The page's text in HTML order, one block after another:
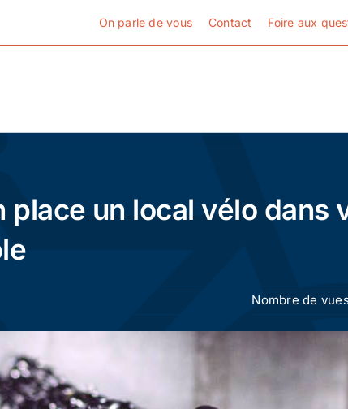
On parle de vous Contact Foire aux
un local vélo dans
Nombre de